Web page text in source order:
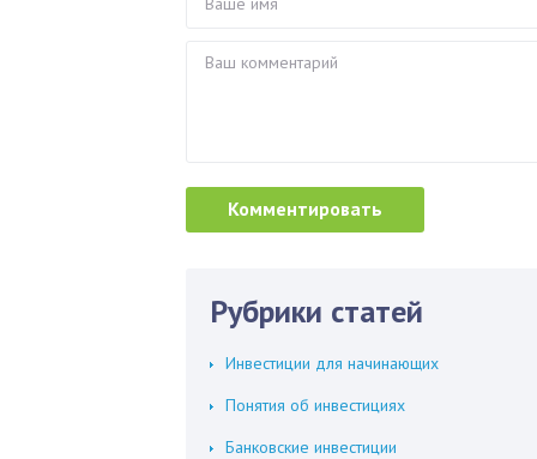
Рубрики статей
Инвестиции для начинающих
Понятия об инвестициях
Банковские инвестиции